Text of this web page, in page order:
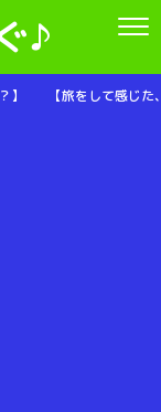
♪
】 【旅をして感じ